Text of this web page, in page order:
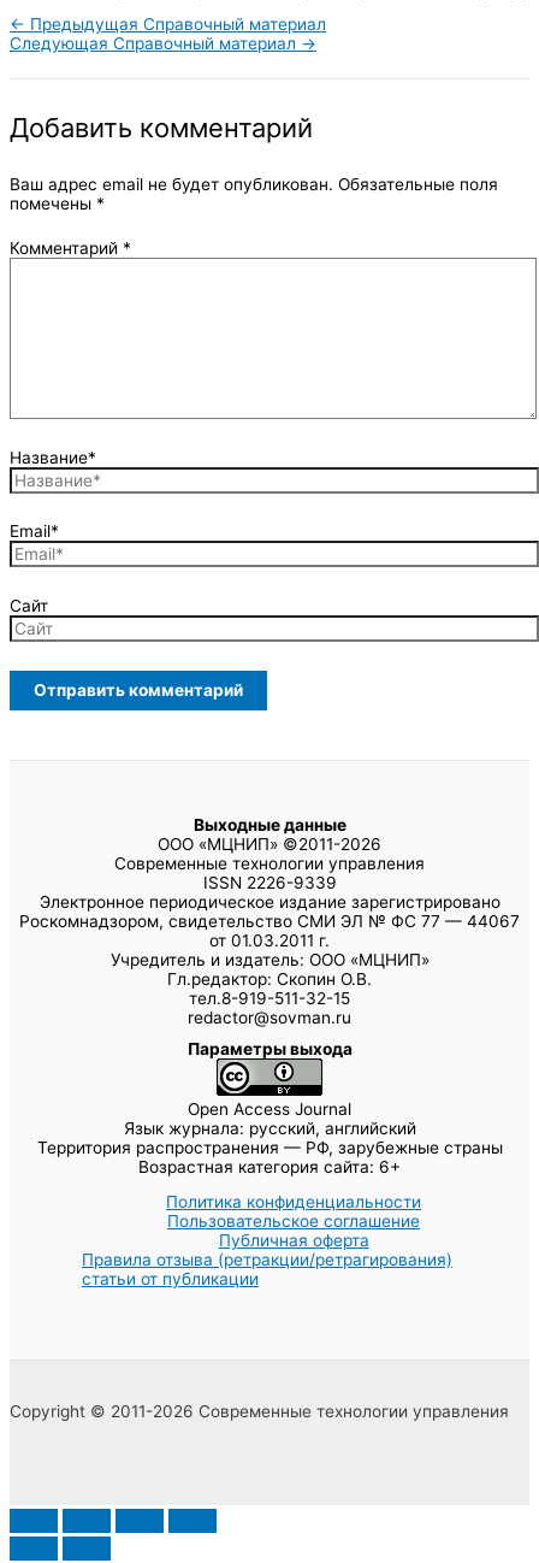
← Предыдущая Справочный материал
Следующая Справочный материал →
Добавить комментарий
Ваш адрес email не будет опубликован. Обязательные поля
помечены *
Комментарий *
Название*
Email*
Сайт
Выходные данные
ООО «МЦНИП» ©2011-2026
Современные технологии управления
ISSN 2226-9339
Электронное периодическое издание зарегистрировано
Роскомнадзором, свидетельство СМИ ЭЛ № ФС 77 — 44067
от 01.03.2011 г.
Учредитель и издатель: ООО «МЦНИП»
Гл.редактор: Скопин О.В.
тел.8-919-511-32-15
redactor@sovman.ru
Параметры выхода
Open Access Journal
Язык журнала: русский, английский
Территория распространения — РФ, зарубежные страны
Возрастная категория сайта: 6+
Политика конфиденциальности
Пользовательское соглашение
Публичная оферта
Правила отзыва (ретракции/ретрагирования)
статьи от публикации
Copyright © 2011-2026 Современные технологии управления